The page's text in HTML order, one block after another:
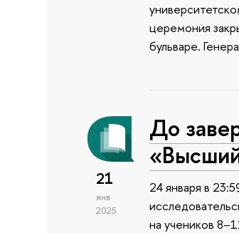
церемония
бульваре.
21
янв
2025
До
24 января в
на учеников